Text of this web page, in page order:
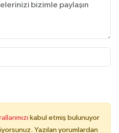
kabul etmiş bulunuyor
Yazılan yorumlardan